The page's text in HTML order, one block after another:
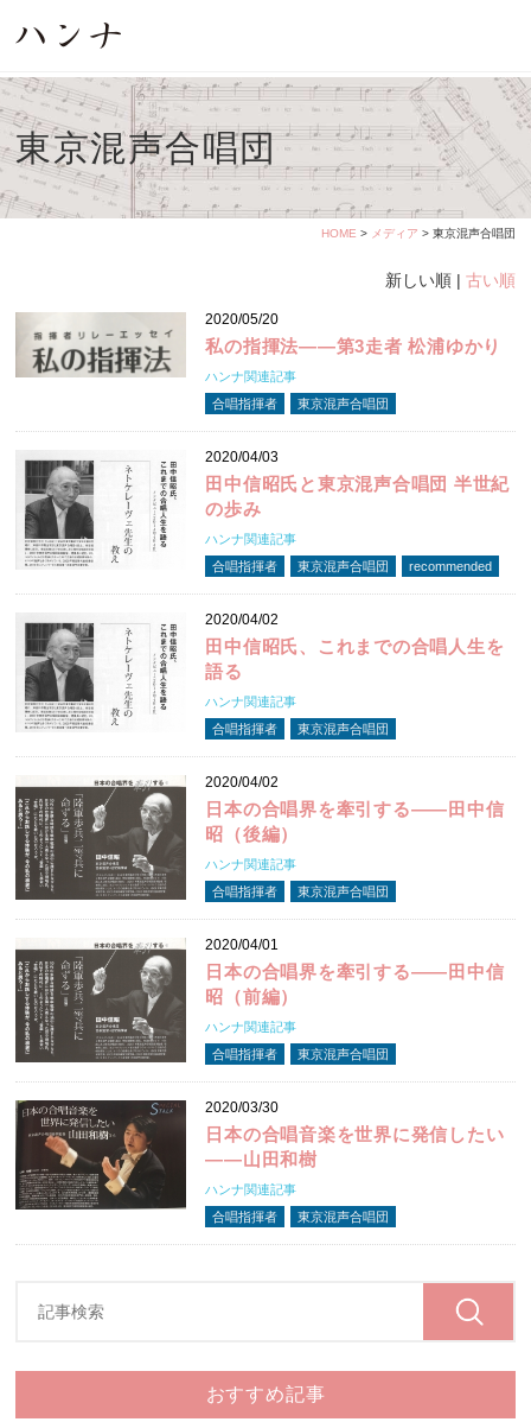
東京混声合唱団
HOME > メディア > 東京混声合唱団
新しい順 | 古い順
2020/05/20
私の指揮法――第3走者 松浦ゆかり
ハンナ関連記事
合唱指揮者
東京混声合唱団
2020/04/03
田中信昭氏と東京混声合唱団 半世紀
の歩み
ハンナ関連記事
合唱指揮者
東京混声合唱団 recommended
2020/04/02
田中信昭氏、これまでの合唱人生を
語る
ハンナ関連記事
合唱指揮者
東京混声合唱団
2020/04/02
日本の合唱界を牽引する――田中信
昭（後編）
ハンナ関連記事
合唱指揮者
東京混声合唱団
2020/04/01
日本の合唱界を牽引する――田中信
昭（前編）
ハンナ関連記事
合唱指揮者
東京混声合唱団
2020/03/30
日本の合唱音楽を世界に発信したい
――山田和樹
ハンナ関連記事
合唱指揮者
東京混声合唱団
おすすめ記事